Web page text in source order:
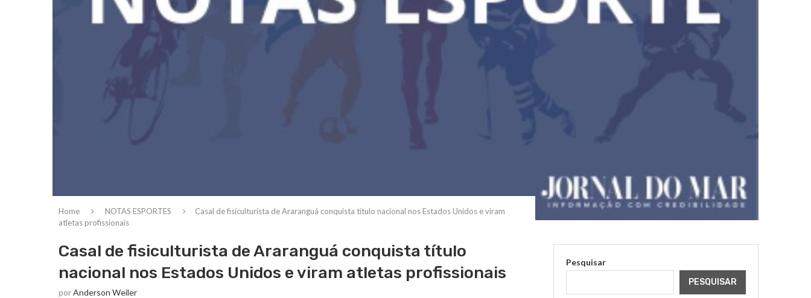
Home NOTAS ESPORTES
Casal de fisiculturista de Araranguá conquista título nacional nos Estados Unidos e viram
atletas profissionais
Casal de fisiculturista de Araranguá conquista título
nacional nos Estados Unidos e viram atletas profissionais
porAnderson Weiler
Pesquisar
PESQUISAR